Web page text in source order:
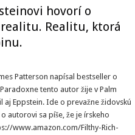
hovorí o
Realitu, ktorá
Patterson napísal bestseller o
tento autor žije v Palm
aj Eppstein. Ide o prevažne židovskú
autorovi sa píše, že je írskeho
www.amazon.com/Filthy-Rich-